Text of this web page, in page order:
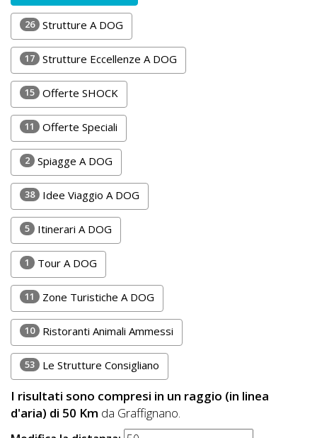
Lavora
con
Noi
Inserisci
Attività
Accedi
Registrati
26 Strutture A DOG
17 Strutture Eccellenze A DOG
15 Offerte SHOCK
11 Offerte Speciali
2 Spiagge A DOG
38 Idee Viaggio A DOG
5 Itinerari A DOG
1 Tour A DOG
11 Zone Turistiche A DOG
10 Ristoranti Animali Ammessi
53 Le Strutture Consigliano
I risultati sono compresi in un raggio (in linea
d'aria) di 50 Km da Graffignano.